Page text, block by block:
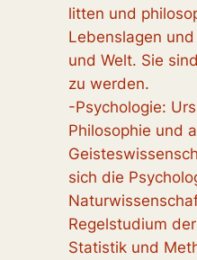
litten und
Lebenslagen
und Welt. Sie
zu werden.
-Psychologie:
Philosophie und
sich die
Regelstudium
Statistik und